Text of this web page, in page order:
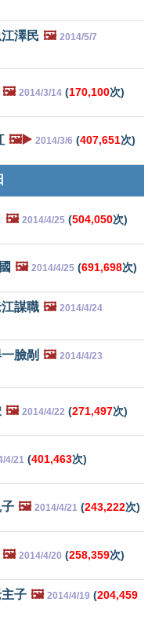
澤民 🖼️ 2014/5/7
🖼️ 2014/3/14 (170,100次)
🖼️▶️ 2014/3/6 (407,651次)
🖼️ 2014/4/25 (504,050次)
🖼️ 2014/4/25 (691,698次)
謀職 🖼️ 2014/4/24
臉剮 🖼️ 2014/4/23
🖼️ 2014/4/22 (271,497次)
4/21 (401,463次)
🖼️ 2014/4/21 (243,222次)
🖼️ 2014/4/20 (258,359次)
子 🖼️ 2014/4/19 (204,459